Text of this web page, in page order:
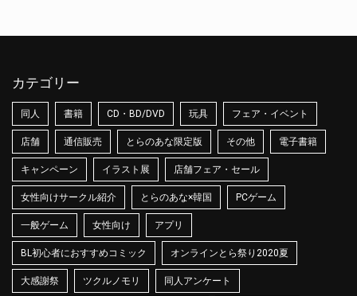
カテゴリー
同人 書籍 CD・BD/DVD 玩具 フェア・イベント
店舗 通信販売 とらのあな限定版 その他 電子書籍
キャンペーン イラスト展 店舗フェア・セール
女性向けサークル紹介 とらのあな×韓国 PCゲーム
一般ゲーム 女性向け アプリ
BL初心者におすすめコミック オンラインとら祭り2020夏
大感謝祭 ツクルノモリ 同人アンケート